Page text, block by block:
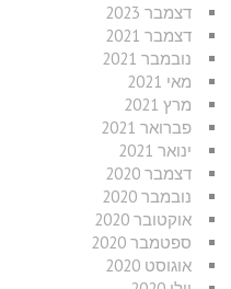
דצמבר 2023
דצמבר 2021
נובמבר 2021
מאי 2021
מרץ 2021
פברואר 2021
ינואר 2021
דצמבר 2020
נובמבר 2020
אוקטובר 2020
ספטמבר 2020
אוגוסט 2020